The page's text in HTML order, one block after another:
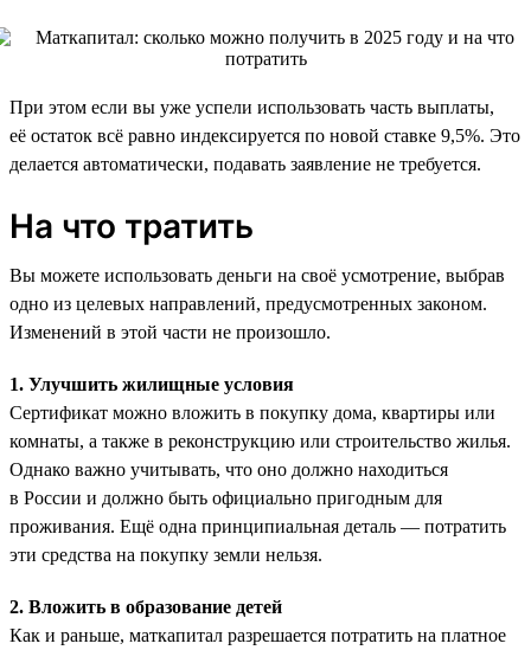
При этом если вы уже успели использовать часть выплаты,
её остаток всё равно индексируется по новой ставке 9,5%. Это
делается автоматически, подавать заявление не требуется.
На что тратить
Вы можете использовать деньги на своё усмотрение, выбрав
одно из целевых направлений, предусмотренных законом.
Изменений в этой части не произошло.
1. Улучшить жилищные условия
Сертификат можно вложить в покупку дома, квартиры или
комнаты, а также в реконструкцию или строительство жилья.
Однако важно учитывать, что оно должно находиться
в России и должно быть официально пригодным для
проживания. Ещё одна принципиальная деталь — потратить
эти средства на покупку земли нельзя.
2. Вложить в образование детей
Как и раньше, маткапитал разрешается потратить на платное